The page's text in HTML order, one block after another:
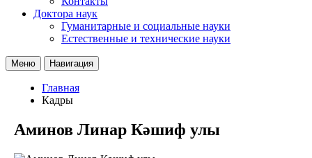
Доктора наук
Гуманитарные и социальные науки
Естественные и технические науки
Меню Навигация
Главная
Кадры
Аминов Линар Кәшиф улы